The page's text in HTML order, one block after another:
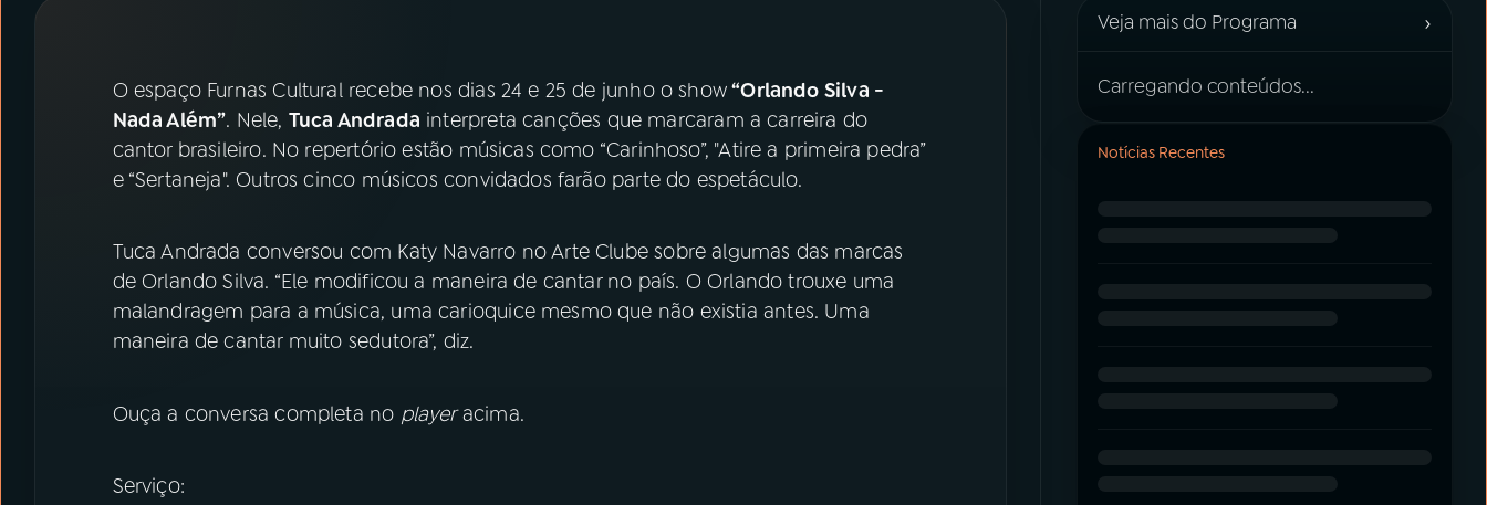
ACOMPANHE A RÁDIO MEC
Instagram X
O espaço Furnas Cultural recebe nos dias 24 e 25 de junho o show“Orlando Silva -
Nada Além”. Nele, Tuca Andrada interpreta canções que marcaram a carreira do
cantor brasileiro. No repertório estão músicas como “Carinhoso”, "Atire a primeira pedra”
e “Sertaneja". Outros cinco músicos convidados farão parte do espetáculo.
Tuca Andrada conversou com Katy Navarro no Arte Clube sobre algumas das marcas
de Orlando Silva. “Ele modificou a maneira de cantar no país. O Orlando trouxe uma
malandragem para a música, uma carioquice mesmo que não existia antes. Uma
maneira de cantar muito sedutora”, diz.
Ouça a conversa completa no playeracima.
Serviço:
Veja mais do Programa ›
Carregando conteúdos...
Notícias Recentes